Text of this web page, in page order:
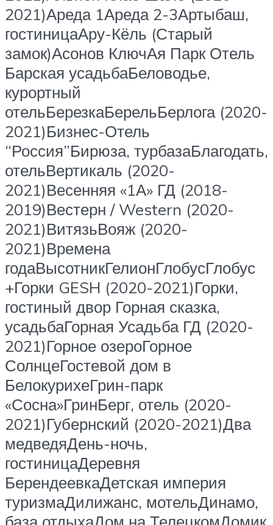
2021)Ареда 1Ареда 2-3Артыбаш,
гостиницаАру-Кёль (Старый
замок)Асонов КлючАя Парк Отель
Барская усадьбаБеловодье,
курортный
отельБерезкаБерельБерлога (2020-
2021)Бизнес-Отель
“Россия”Бирюза, турбазаБлагодать,
отельВертикаль (2020-
2021)Весенняя «1А» ГД (2018-
2019)Вестерн / Western (2020-
2021)ВитязьВояж (2020-
2021)Времена
годаВысотникГелионГлобусГлобус
+Горки GESH (2020-2021)Горки,
гостиный двор Горная сказка,
усадьбаГорная Усадьба ГД (2020-
2021)Горное озероГорное
СолнцеГостевой дом в
БелокурихеГрин-парк
«Сосна»ГринБерг, отель (2020-
2021)Губернский (2020-2021)Два
медведяДень-ночь,
гостиницаДеревня
БерендеевкаДетская империя
туризмаДилижанс, мотельДинамо,